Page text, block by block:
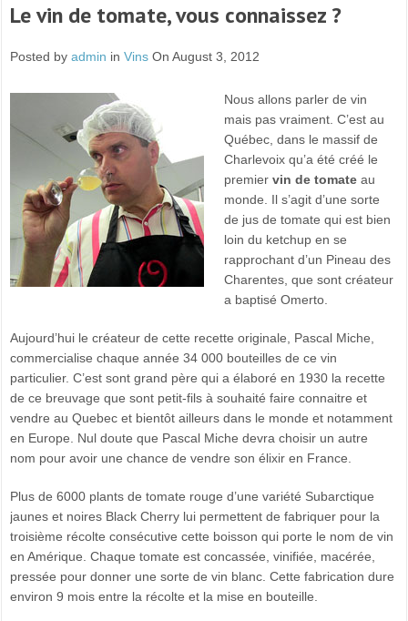
Le vin de tomate, vous connaissez ?
Posted byadmin inVins On August 3, 2012
Nous allons parler de vin
mais pas vraiment. C’est au
Québec, dans le massif de
Charlevoix qu’a été créé le
premiervin de tomate au
monde. Il s’agit d’une sorte
de jus de tomate qui est bien
loin du ketchup en se
rapprochant d’un Pineau des
Charentes, que sont créateur
a baptisé Omerto.
Aujourd’hui le créateur de cette recette originale, Pascal Miche,
commercialise chaque année 34 000 bouteilles de ce vin
particulier. C’est sont grand père qui a élaboré en 1930 la recette
de ce breuvage que sont petit-fils à souhaité faire connaitre et
vendre au Quebec et bientôt ailleurs dans le monde et notamment
en Europe. Nul doute que Pascal Miche devra choisir un autre
nom pour avoir une chance de vendre son élixir en France.
Plus de 6000 plants de tomate rouge d’une variété Subarctique
jaunes et noires Black Cherry lui permettent de fabriquer pour la
troisième récolte consécutive cette boisson qui porte le nom de vin
en Amérique. Chaque tomate est concassée, vinifiée, macérée,
pressée pour donner une sorte de vin blanc. Cette fabrication dure
environ 9 mois entre la récolte et la mise en bouteille.